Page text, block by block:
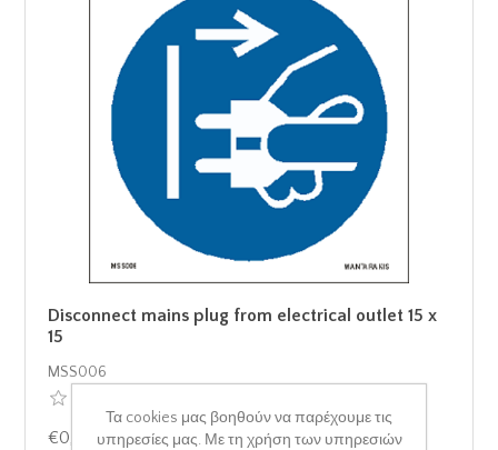
Disconnect mains plug from electrical outlet 15 x
15
MSS006
€0,68 με ΦΠΑ
Τα cookies μας βοηθούν να παρέχουμε τις
υπηρεσίες μας. Με τη χρήση των υπηρεσιών